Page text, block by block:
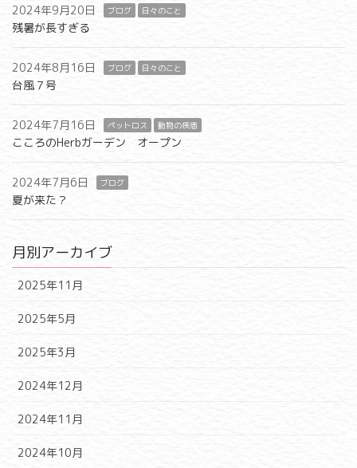
2024年9月20日 ブログ 日々のこと
残暑が長すぎる
2024年8月16日 ブログ 日々のこと
台風７号
2024年7月16日 ペットロス 動物の疾患
こころのHerbガーデン オープン
2024年7月6日 ブログ
夏が来た？
月別アーカイブ
2025年11月
2025年5月
2025年3月
2024年12月
2024年11月
2024年10月